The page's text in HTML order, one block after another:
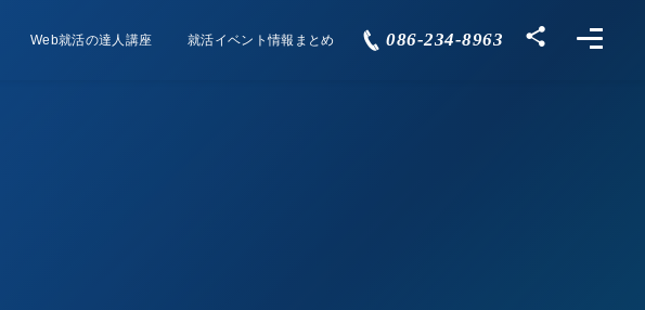
Web就活の達人講座
Course 就活イベント情報まとめ
Events 086-234-8963